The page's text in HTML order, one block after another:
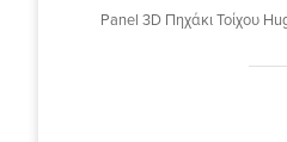
Panel 3D Πηχάκι Τοίχου